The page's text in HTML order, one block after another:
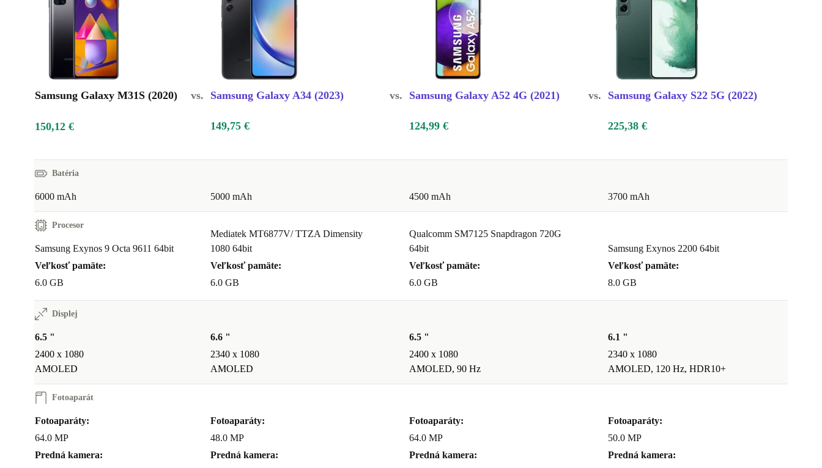
Samsung Galaxy M31S (2020) vs. Samsung Galaxy A34 (2023) vs. Samsung Galaxy A52 4G (2021) vs. Samsung Galaxy S22 5G (2022)
150,12 € 149,75 € 124,99 € 225,38 €
Batéria
6000 mAh 5000 mAh 4500 mAh 3700 mAh
Procesor
Samsung Exynos 9 Octa 9611 64bit
Veľkosť pamäte:
6.0 GB
Mediatek MT6877V/ TTZA Dimensity
1080 64bit
Veľkosť pamäte:
6.0 GB
Qualcomm SM7125 Snapdragon 720G
64bit
Veľkosť pamäte:
6.0 GB
Samsung Exynos 2200 64bit
Veľkosť pamäte:
8.0 GB
Displej
6.5 "
2400 x 1080
AMOLED
6.6 "
2340 x 1080
AMOLED
6.5 "
2400 x 1080
AMOLED, 90 Hz
6.1 "
2340 x 1080
AMOLED, 120 Hz, HDR10+
Fotoaparát
Fotoaparáty:
64.0 MP
Predná kamera:
Fotoaparáty:
48.0 MP
Predná kamera:
Fotoaparáty:
64.0 MP
Predná kamera:
Fotoaparáty:
50.0 MP
Predná kamera: